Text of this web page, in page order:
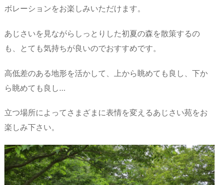
ボレーションをお楽しみいただけます。
あじさいを見ながらしっとりした初夏の森を散策するの
も、とても気持ちが良いのでおすすめです。
高低差のある地形を活かして、上から眺めても良し、下か
ら眺めても良し…
立つ場所によってさまざまに表情を変えるあじさい苑をお
楽しみ下さい。